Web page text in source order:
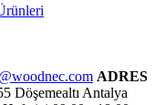
ADRES
Döşemealtı Antalya